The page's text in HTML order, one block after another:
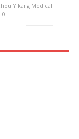
Yikang Medical
0